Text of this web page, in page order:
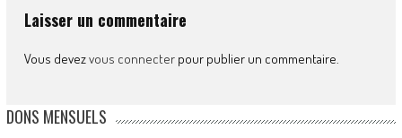
Laisser un commentaire
Vous devezvous connecterpour publier un commentaire.
DONS MENSUELS